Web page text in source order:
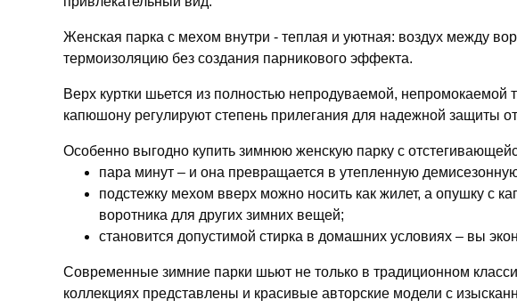
Женская парка с мехом внутри - теплая и уютная: воздух между
термоизоляцию без создания парникового эффекта.
Верх куртки шьется из полностью непродуваемой, непромокаемой
капюшону регулируют степень прилегания для надежной защиты
Особенно выгодно купить зимнюю женскую парку с
пара минут – и она превращается в утепленную демисезонную
подстежку мехом вверх можно носить как жилет, а опушку с
воротника для других зимних вещей;
становится допустимой стирка в домашних условиях – вы
Современные зимние парки шьют не только в традиционном
коллекциях представлены и красивые авторские модели с